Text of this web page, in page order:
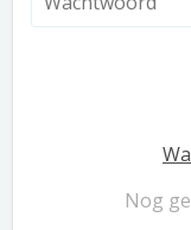
Nog